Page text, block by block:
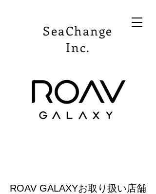
SeaChange
Inc.
ROAV GALAXYお取り扱い店舗